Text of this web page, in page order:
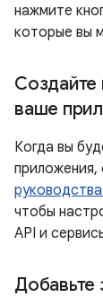
нажмите
которые вы
Создайте
ваше
Когда вы
приложения,
чтобы
API и
Добавьте